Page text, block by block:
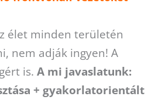
élet minden területén
nem adják ingyen! A
is. A mi javaslatunk:
+ gyakorlatorientált